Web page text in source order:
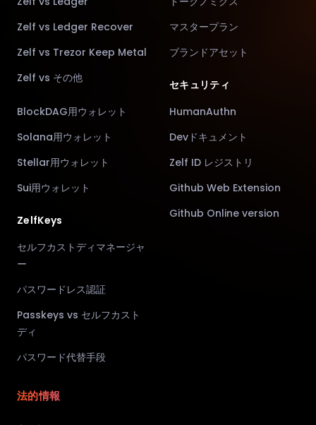
Zelf vs Ledger Recover
Zelf vs Trezor Keep Metal
Zelf vs その他
BlockDAG用ウォレット
Solana用ウォレット
Stellar用ウォレット
Sui用ウォレット
ZelfKeys
セルフカストディマネージャ
ー
パスワードレス認証
Passkeys vs セルフカスト
ディ
パスワード代替手段
マスタープラン
ブランドアセット
セキュリティ
HumanAuthn
Devドキュメント
Zelf ID レジストリ
Github Web Extension
Github Online version
法的情報